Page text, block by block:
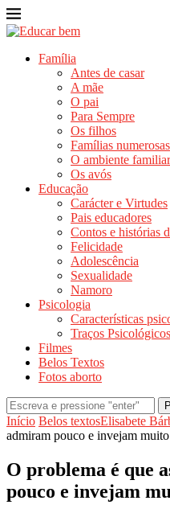
Família
Antes de casar
A mãe
O pai
Para Sempre
Os filhos
Famílias numerosas
O ambiente familiar
Os avós
Educação
Carácter e Virtudes
Pais educadores
Contos e histórias
Felicidade
Adolescência
Sexualidade
Namoro
Psicologia
Características
Traços
Filmes
Belos Textos
Fotos aborto
Início Belos textosElisabete
admiram pouco e invejam muito
O problema é que
pouco e invejam